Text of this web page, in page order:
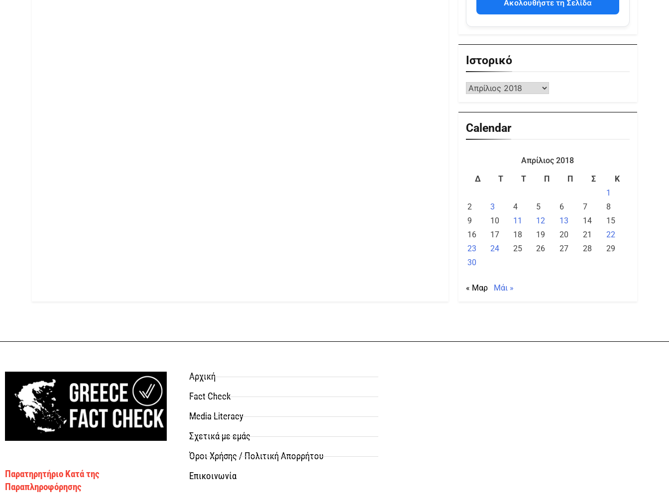
Ακολουθήστε τη Σελίδα
Ιστορικό
Calendar
Απρίλιος 2018
Δ
Τ Τ Π Π Σ
Κ
1
2
3 4 5 6 7
8
9
10 11 12 13 14
15
16
17 18 19 20 21
22
23
24 25 26 27 28
29
30
« Μαρ Μάι »
Παρατηρητήριο Κατά της
Παραπληροφόρησης
Αρχική
Fact Check
Media Literacy
Σχετικά με εμάς
Όροι Χρήσης / Πολιτική Απορρήτου
Επικοινωνία